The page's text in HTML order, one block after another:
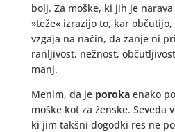
bolj. Za moške, ki jih je
»teže« izrazijo to, kar
vzgaja na način, da zanje ni
ranljivost, nežnost,
manj.
Menim, da je porokaenako
moške kot za ženske. Seveda
ki jim takšni dogodki res ne